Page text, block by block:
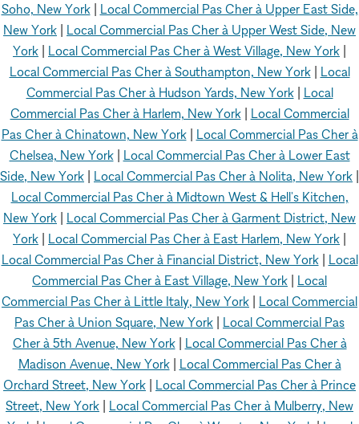
Soho, New York| Local Commercial Pas Cher à Upper East Side,
New York
Local Commercial Pas Cher à Upper West Side, New
York
Local Commercial Pas Cher à West Village, New York
Local Commercial Pas Cher à Southampton, New York| Local
Commercial Pas Cher à Hudson Yards, New York| Local
Commercial Pas Cher à Harlem, New York| Local Commercial
Pas Cher à Chinatown, New York| Local Commercial Pas Cher à
Chelsea, New York| Local Commercial Pas Cher à Lower East
Side, New York
Local Commercial Pas Cher à Nolita, New York
Local Commercial Pas Cher à Midtown West & Hell's Kitchen,
New York
Local Commercial Pas Cher à Garment District, New
York
Local Commercial Pas Cher à East Harlem, New York
Local Commercial Pas Cher à Financial District, New York| Local
Commercial Pas Cher à East Village, New York
Local
Commercial Pas Cher à Little Italy, New York
Local Commercial
Pas Cher à Union Square, New York
Local Commercial Pas
Cher à 5th Avenue, New York| Local Commercial Pas Cher à
Madison Avenue, New York| Local Commercial Pas Cher à
Orchard Street, New York
Local Commercial Pas Cher à Prince
Street, New York
Local Commercial Pas Cher à Mulberry, New